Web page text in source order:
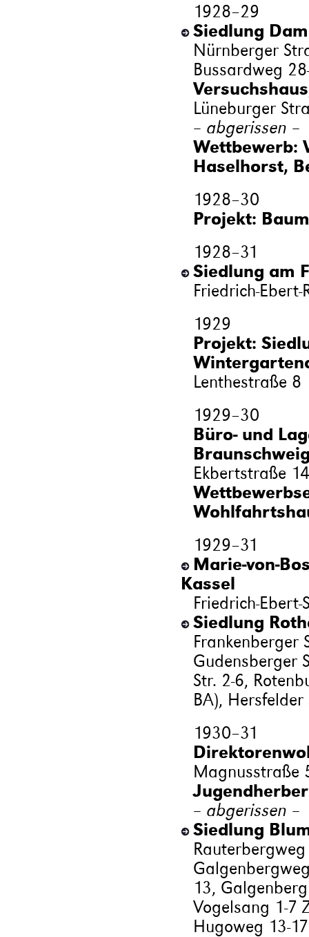
1928–29
Siedlung
Nürnberger
Bussardweg
Lüneburger
– abgerissen –
Wettbewerb:
Haselhorst,
1928–30
Projekt:
1928–31
Siedlung am
Friedrich-Ebert-
1929
Projekt:
Lenthestraße 8
1929–30
Büro- und
Ekbertstraße 14
1929–31
Marie-von-
Kassel
Friedrich-
Siedlung
Frankenberger
Gudensberger
Str. 2-6,
BA), Hersfelder
1930–31
Magnusstraße
– abgerissen –
Siedlung
13,
Vogelsang 1-7
Hugoweg 13-